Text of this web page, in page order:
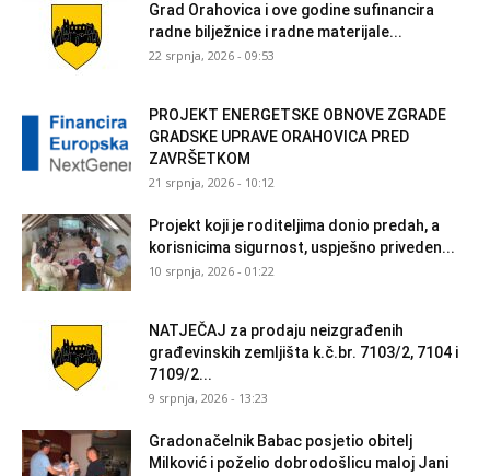
Grad Orahovica i ove godine sufinancira
radne bilježnice i radne materijale...
22 srpnja, 2026 - 09:53
PROJEKT ENERGETSKE OBNOVE ZGRADE
GRADSKE UPRAVE ORAHOVICA PRED
ZAVRŠETKOM
21 srpnja, 2026 - 10:12
Projekt koji je roditeljima donio predah, a
korisnicima sigurnost, uspješno priveden...
10 srpnja, 2026 - 01:22
NATJEČAJ za prodaju neizgrađenih
građevinskih zemljišta k.č.br. 7103/2, 7104 i
7109/2...
9 srpnja, 2026 - 13:23
Gradonačelnik Babac posjetio obitelj
Milković i poželio dobrodošlicu maloj Jani